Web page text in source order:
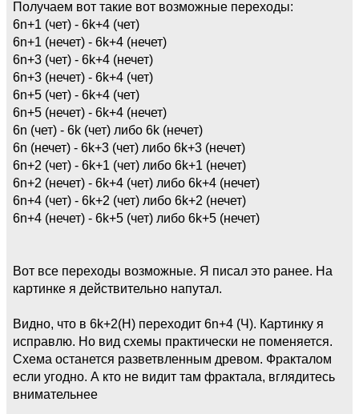
Получаем вот такие вот возможные переходы:
6n+1 (чет) - 6k+4 (чет)
6n+1 (нечет) - 6k+4 (нечет)
6n+3 (чет) - 6k+4 (нечет)
6n+3 (нечет) - 6k+4 (чет)
6n+5 (чет) - 6k+4 (чет)
6n+5 (нечет) - 6k+4 (нечет)
6n (чет) - 6k (чет) либо 6k (нечет)
6n (нечет) - 6k+3 (чет) либо 6k+3 (нечет)
6n+2 (чет) - 6k+1 (чет) либо 6k+1 (нечет)
6n+2 (нечет) - 6k+4 (чет) либо 6k+4 (нечет)
6n+4 (чет) - 6k+2 (чет) либо 6k+2 (нечет)
6n+4 (нечет) - 6k+5 (чет) либо 6k+5 (нечет)
Вот все переходы возможные. Я писал это ранее. На
картинке я действительно напутал.
Видно, что в 6k+2(Н) переходит 6n+4 (Ч). Картинку я
исправлю. Но вид схемы практически не поменяется.
Схема останется разветвленным древом. Фракталом
если угодно. А кто не видит там фрактала, вглядитесь
внимательнее